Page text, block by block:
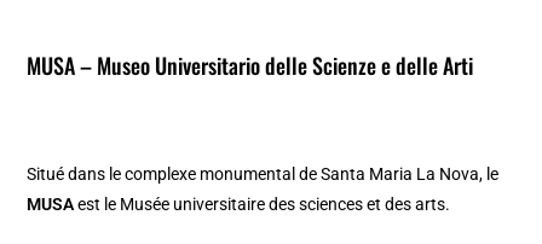
MUSA – Museo Universitario delle Scienze e delle Arti
Situé dans le complexe monumental de Santa Maria La Nova, le
MUSAest le Musée universitaire des sciences et des arts.